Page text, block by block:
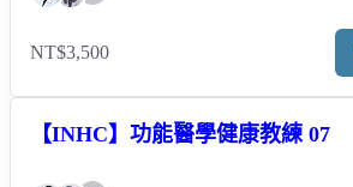
NT$3,500
【INHC】功能醫學健康教練 07